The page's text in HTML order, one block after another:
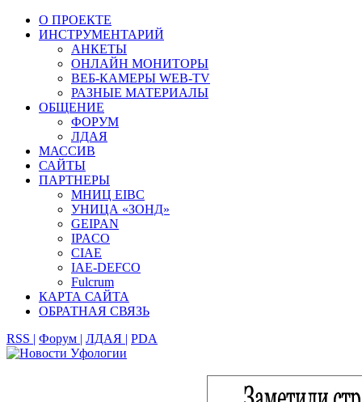
О ПРОЕКТЕ
ИНСТРУМЕНТАРИЙ
АНКЕТЫ
ОНЛАЙН МОНИТОРЫ
ВЕБ-КАМЕРЫ WEB-TV
РАЗНЫЕ МАТЕРИАЛЫ
ОБЩЕНИЕ
ФОРУМ
ЛДАЯ
МАССИВ
САЙТЫ
ПАРТНЕРЫ
МНИЦ EIBC
УНИЦА «ЗОНД»
GEIPAN
IPACO
CIAE
IAE-DEFCO
Fulcrum
КАРТА САЙТА
ОБРАТНАЯ СВЯЗЬ
RSS | Форум | ЛДАЯ | PDA